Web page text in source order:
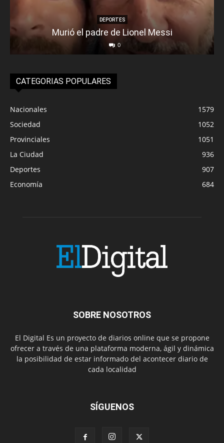
DEPORTES
Murió el padre de Lionel Messi
0
CATEGORIAS POPULARES
Nacionales
1579
Sociedad
1052
Provinciales
1051
La Ciudad
936
Deportes
907
Economía
684
SOBRE NOSOTROS
El Digital Es un proyecto de diarios online que se propone
ofrecer a través de una plataforma moderna, ágil y dinámica
la posibilidad de estar informado del acontecer diario de
cada localidad
SÍGUENOS